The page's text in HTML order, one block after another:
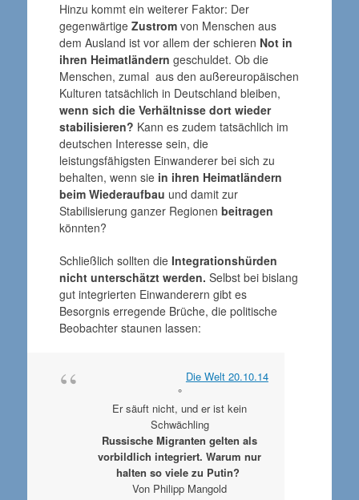
Hinzu kommt ein weiterer Faktor: Der
gegenwärtige Zustromvon Menschen aus
dem Ausland ist vor allem der schieren Not in
ihren Heimatländern geschuldet. Ob die
Menschen, zumal aus den außereuropäischen
Kulturen tatsächlich in Deutschland bleiben,
wenn sich die Verhältnisse dort wieder
stabilisieren? Kann es zudem tatsächlich im
deutschen Interesse sein, die
leistungsfähigsten Einwanderer bei sich zu
behalten, wenn sie in ihren Heimatländern
beim Wiederaufbau und damit zur
Stabilisierung ganzer Regionen beitragen
könnten?
Schließlich sollten die Integrationshürden
nicht unterschätzt werden. Selbst bei bislang
gut integrierten Einwanderern gibt es
Besorgnis erregende Brüche, die politische
Beobachter staunen lassen:
Die Welt 20.10.14
°
Er säuft nicht, und er ist kein
Schwächling
Russische Migranten gelten als
vorbildlich integriert. Warum nur
halten so viele zu Putin?
Von Philipp Mangold